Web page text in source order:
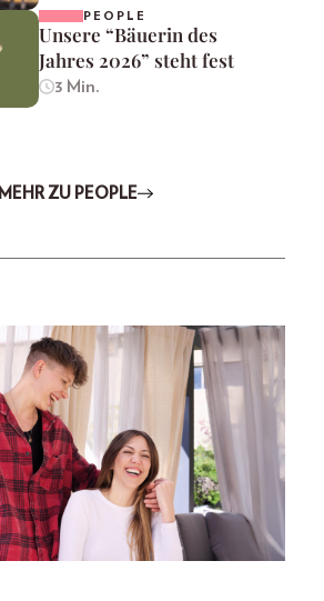
PEOPLE
Unsere “Bäuerin des
Jahres 2026” steht fest
3 Min.
MEHR ZU PEOPLE